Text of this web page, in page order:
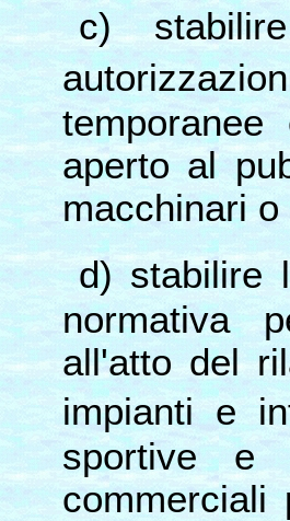
c)
aperto al
macchinari
d) stabilire
normativa
all'atto del
impianti e
sportive e
commerciali